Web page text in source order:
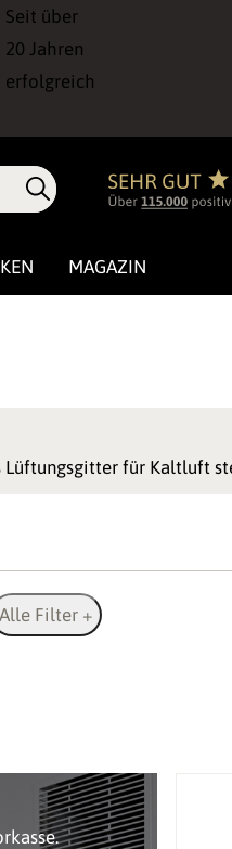
Seit über
20 Jahren
erfolgreich
MAGAZIN
Lüftungsgitter für Kaltluft
Alle Filter +